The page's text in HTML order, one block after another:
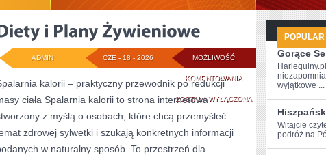
MOŻLIWOŚĆ
KOMENTOWANIADIETY
I
PLANY
ŻYWIENIOWE
ZOSTAŁA WYŁĄCZONA
CZE - 18 - 2026
ADMIN
kalorii – praktyczny przewodnik po redukcji
ciała Spalarnia kalorii to strona internetowa
z myślą o osobach, które chcą przemyśleć
zdrowej sylwetki i szukają konkretnych informacji
w naturalny sposób. To przestrzeń dla
POPULAR
Gorące
wyjątkowe ...
Witajcie
podróż ‌na